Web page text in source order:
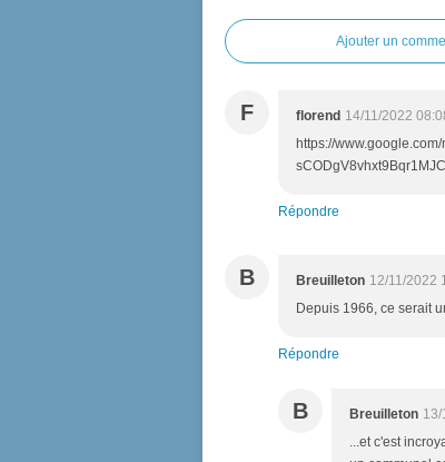
Ajouter un
F florend 14/11/2022
https://
Répondre
B Breuilleton 12/11/2022
Depuis 1966, ce serait
Répondre
B Breuilleton 13/
...et c'est